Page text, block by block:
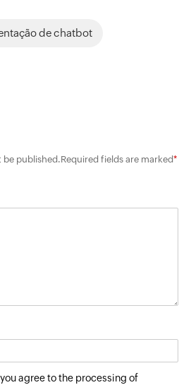
de chatbot
be published.Required fields are marked*
agree to the processing of